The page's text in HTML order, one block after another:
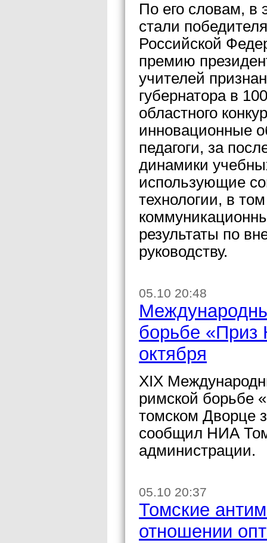
По его словам, в
стали
Российской
премию
учителей
губернатора в
областного
инновационные
педагоги, за
динамики
использующие
технологии, в
результаты по
руководству.
05.10 20:48
борьбе «Приз
октября
XIX
римской борьбе
томском Дворце
сообщил НИА
администрации.
05.10 20:37
Томские
отношении